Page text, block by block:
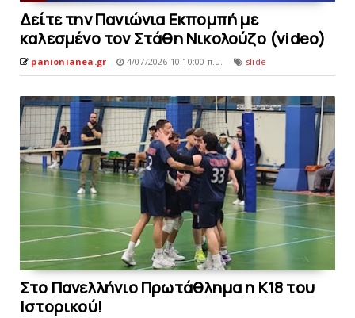
Δείτε την Πανιώνια Εκπομπή με
καλεσμένο τον Στάθη Νικολούζο (video)
panionianea.gr 4/07/2026 10:10:00 π.μ. slide
Στo Πανελλήνιο Πρωτάθλημα η Κ18 του
Ιστορικού!